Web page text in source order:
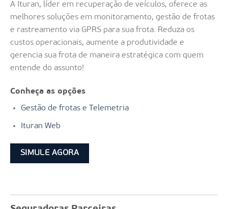
A Ituran, líder em recuperação de veículos, oferece as
melhores soluções em monitoramento, gestão de frotas
e rastreamento via GPRS para sua frota. Reduza os
custos operacionais, aumente a produtividade e
gerencia sua frota de maneira estratégica com quem
entende do assunto!
Conheça as opções
Gestão de frotas e Telemetria
Ituran Web
SIMULE AGORA